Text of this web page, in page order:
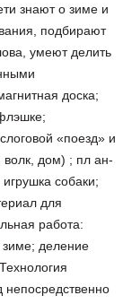
знают о зиме и
подбирают
умеют делить
доска;
«поезд» и
волк, дом) ; пл ан-
собаки;
для
работа:
зиме; деление